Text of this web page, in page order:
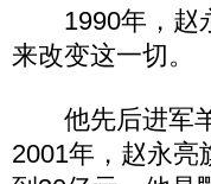
1990年，赵永
来改变这一切。
他先后进军羊
2001年，赵永亮